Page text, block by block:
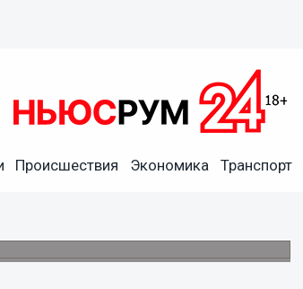
Происшествия Экономика Транспорт
могут вызвать